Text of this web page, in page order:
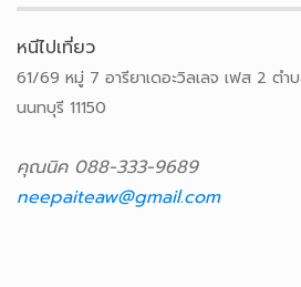
หนีไปเที่ยว
61/69 หมู่ 7 อารียาเดอะวิลเลจ เฟส 2 ตำ
นนทบุรี 11150
คุณนิค 088-333-9689
neepaiteaw@gmail.com